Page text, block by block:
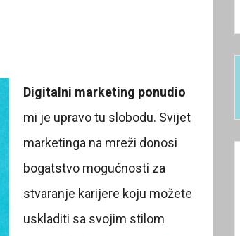
Digitalni marketing ponudio
mi je upravo tu slobodu. Svijet
marketinga na mreži donosi
bogatstvo mogućnosti za
stvaranje karijere koju možete
uskladiti sa svojim stilom